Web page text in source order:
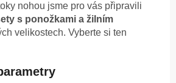
nohou jsme pro vás připravili
s ponožkami a žilním
velikostech. Vyberte si ten